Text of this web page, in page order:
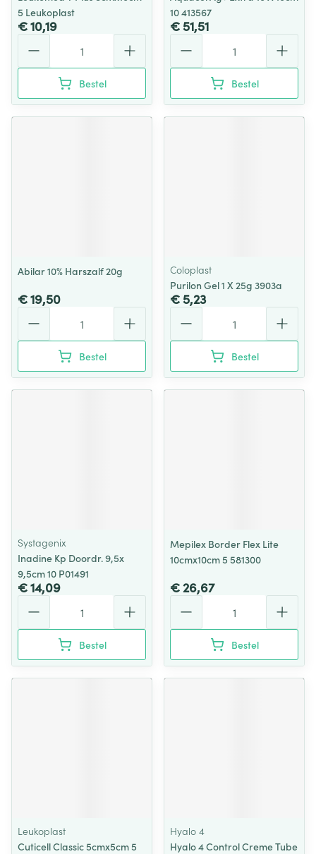
5 Leukoplast
€ 10,19
Bestel
10 413567
€ 51,51
Bestel
Abilar 10% Harszalf 20g
€ 19,50
Bestel
Coloplast
Purilon Gel 1 X 25g 3903a
€ 5,23
Bestel
Systagenix
Inadine Kp Doordr. 9,5x
9,5cm 10 P01491
€ 14,09
Bestel
Mepilex Border Flex Lite
10cmx10cm 5 581300
€ 26,67
Bestel
Leukoplast
Cuticell Classic 5cmx5cm 5
Hyalo 4
Hyalo 4 Control Creme Tube